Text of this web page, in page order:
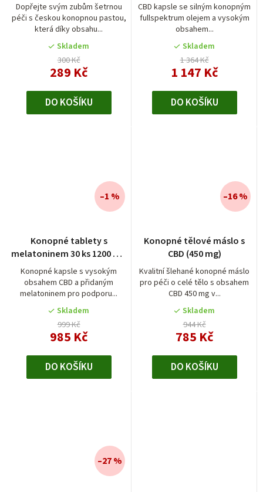
Dopřejte svým zubům šetrnou
péči s českou konopnou pastou,
která díky obsahu...
Skladem
300 Kč
289 Kč
DO KOŠÍKU
CBD kapsle se silným konopným
fullspektrum olejem a vysokým
obsahem...
Skladem
1 364 Kč
1 147 Kč
DO KOŠÍKU
Konopné tablety s
melatoninem 30 ks 1200 mg
CBD
Konopné kapsle s vysokým
obsahem CBD a přidaným
melatoninem pro podporu...
Skladem
999 Kč
985 Kč
–1 %
DO KOŠÍKU
Konopné tělové máslo s
CBD (450 mg)
Kvalitní šlehané konopné máslo
pro péči o celé tělo s obsahem
CBD 450 mg v...
Skladem
944 Kč
785 Kč
–16 %
DO KOŠÍKU
–27 %